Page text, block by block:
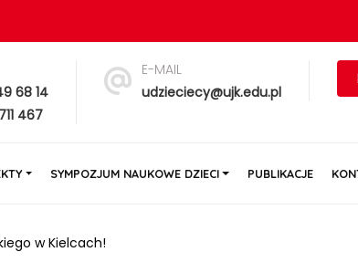
68 14
467
E-MAIL
udzieciecy@ujk.edu.pl
SYMPOZJUM NAUKOWE DZIECI PUBLIKACJE
w Kielcach!